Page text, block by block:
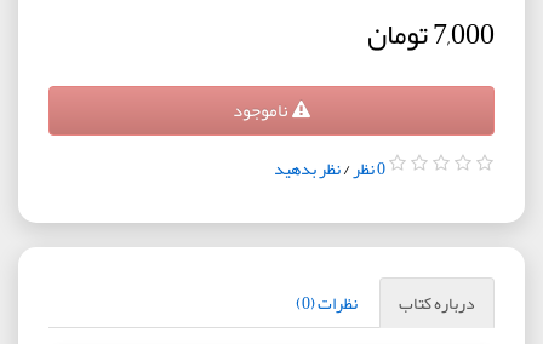
7,000 تومان
ناموجود
0 نظر /نظر بدهید
درباره کتاب نظرات (0)